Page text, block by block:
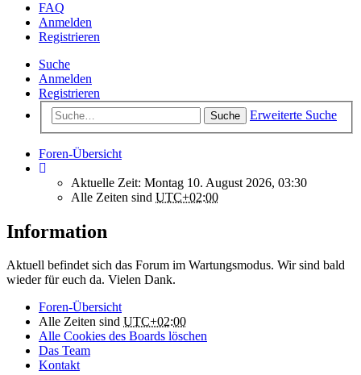
FAQ
Anmelden
Registrieren
Suche
Anmelden
Registrieren
Suche Erweiterte Suche
Foren-Übersicht
Aktuelle Zeit: Montag 10. August 2026, 03:30
Alle Zeiten sind UTC+02:00
Information
Aktuell befindet sich das Forum im Wartungsmodus. Wir sind bald
wieder für euch da. Vielen Dank.
Foren-Übersicht
Alle Zeiten sind UTC+02:00
Alle Cookies des Boards löschen
Das Team
Kontakt